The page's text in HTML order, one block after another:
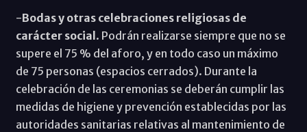
-Bodas y otras celebraciones religiosas de
carácter social. Podrán realizarse siempre que no se
supere el 75 % del aforo, y en todo caso un máximo
de 75 personas (espacios cerrados). Durante la
celebración de las ceremonias se deberán cumplir las
medidas de higiene y prevención establecidas por las
autoridades sanitarias relativas al mantenimiento de